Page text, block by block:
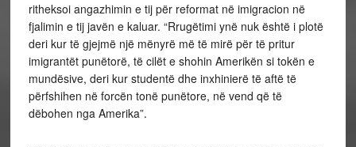
ritheksoi angazhimin e tij për reformat në imigracion në
fjalimin e tij javën e kaluar. “Rrugëtimi ynë nuk është i plotë
deri kur të gjejmë një mënyrë më të mirë për të pritur
imigrantët punëtorë, të cilët e shohin Amerikën si tokën e
mundësive, deri kur studentë dhe inxhinierë të aftë të
përfshihen në forcën tonë punëtore, në vend që të
dëbohen nga Amerika”.